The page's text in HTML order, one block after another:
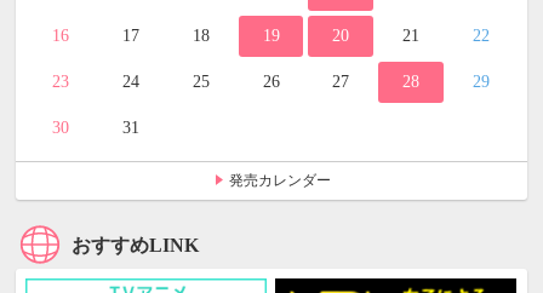
16 17 18 19 20 21 22
23 24 25 26 27 28 29
30 31
発売カレンダー
おすすめLINK